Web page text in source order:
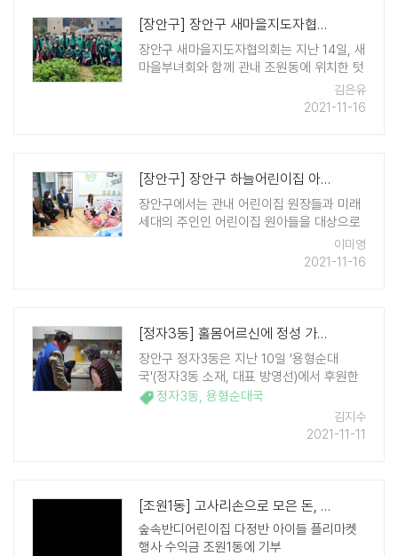
[장안구] 장안구 새마을지도자협의회, 사랑의 무 수확 나눔
장안구 새마을지도자협의회는 지난 14일, 새
마을부녀회와 함께 관내 조원동에 위치한 텃
밭에서 정성껏 심은 무를 수확했다. 이 날 활
동은 휴경지에 감자, 배추 등 작물을 재배해
김은유
2021-11-16
[장안구] 장안구 하늘어린이집 아이들의 외침 "북극곰의 눈물을 닦어주세요"
장안구에서는 관내 어린이집 원장들과 미래
세대의 주인인 어린이집 원아들을 대상으로
한 환경보호 교육을 진행중이다. 지난 11일
조원동 하늘어린이집에서는 "북극곰의 눈물
이미영
2021-11-16
[정자3동] 홀몸어르신에 정성 가득 순댓국 전달
장안구 정자3동은 지난 10일 '용형순대
국'(정자3동 소재, 대표 방영선)에서 후원한
순댓국을 관내 저소득 홀몸어르신 5가구에
전달했다. 정자3동 맞춤형복지팀은 푸짐하
고 정성스럽게 포장된 순댓국을 방문 전달하
정자3동, 용형순대국
김지수
2021-11-11
[조원1동] 고사리손으로 모은 돈, 기부했어요
숲속반디어린이집 다정반 아이들 플리마켓
행사 수익금 조원1동에 기부